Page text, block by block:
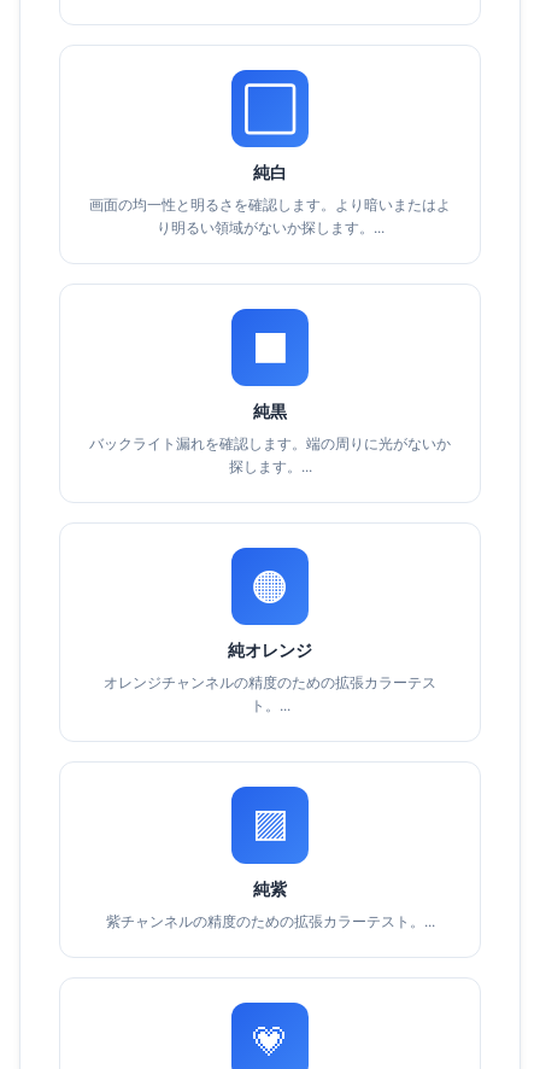
純白
画面の均一性と明るさを確認します。より暗いまたはよ
り明るい領域がないか探します。...
⬛
純黒
バックライト漏れを確認します。端の周りに光がないか
探します。...
🟠
純オレンジ
オレンジチャンネルの精度のための拡張カラーテス
ト。...
🟪
純紫
紫チャンネルの精度のための拡張カラーテスト。...
💗